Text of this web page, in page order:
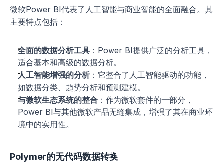
微软Power BI代表了人工智能与商业智能的全面融合。其
主要特点包括：
全面的数据分析工具 ：Power BI提供广泛的分析工具，
适合基本和高级的数据分析。
人工智能增强的分析：它整合了人工智能驱动的功能，
如数据分类、趋势分析和预测建模。
与微软生态系统的整合 ：作为微软套件的一部分，
Power BI与其他微软产品无缝集成，增强了其在商业环
境中的实用性。
Polymer的无代码数据转换